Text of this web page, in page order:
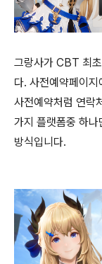
그랑사가 CBT 최
다. 사전예약페이
사전예약처럼 연락
가지 플랫폼중 하
방식입니다.